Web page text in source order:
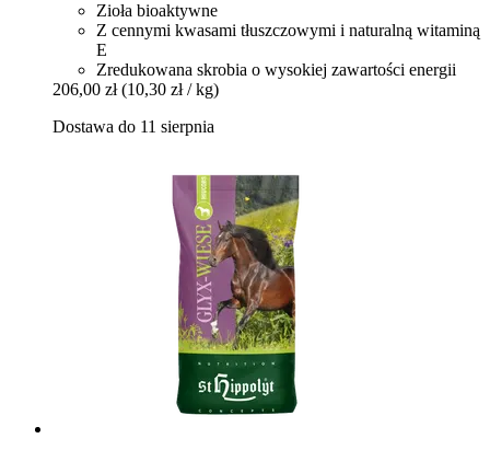
Zioła bioaktywne
Z cennymi kwasami tłuszczowymi i naturalną witaminą
E
Zredukowana skrobia o wysokiej zawartości energii
206,00 zł (10,30 zł / kg)
Dostawa do 11 sierpnia